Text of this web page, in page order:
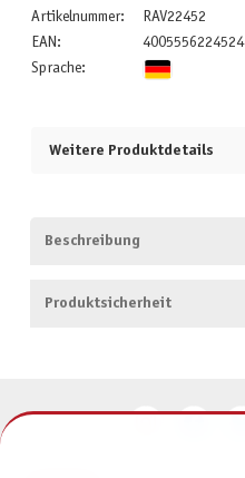
Artikelnummer:
RAV22452
EAN:
4005556224524
Sprache:
Weitere Produktdetails
Beschreibung
Produktsicherheit